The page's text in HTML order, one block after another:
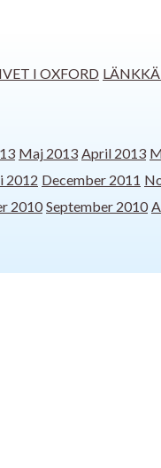
I OXFORD
Maj 2013 April 2013
2012 December 2011
2010 September 2010